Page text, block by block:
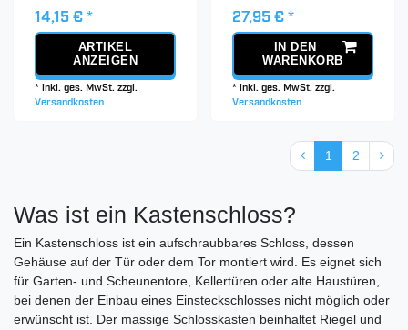
14,15 € *
ARTIKEL
ANZEIGEN
*inkl. ges. MwSt. zzgl.
Versandkosten
27,95 € *
IN DEN
WARENKORB
*inkl. ges. MwSt. zzgl.
Versandkosten
1 2
Was ist ein Kastenschloss?
Ein Kastenschloss ist ein aufschraubbares Schloss, dessen
Gehäuse auf der Tür oder dem Tor montiert wird. Es eignet sich
für Garten- und Scheunentore, Kellertüren oder alte Haustüren,
bei denen der Einbau eines Einsteckschlosses nicht möglich oder
erwünscht ist. Der massige Schlosskasten beinhaltet Riegel und